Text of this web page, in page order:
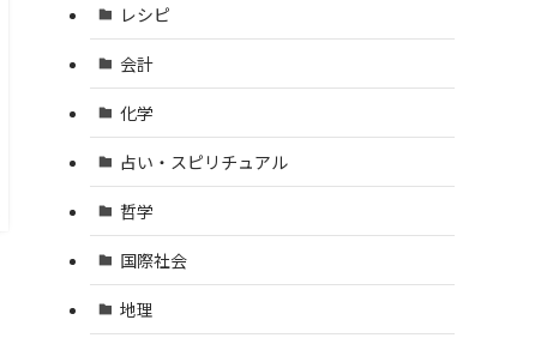
レシピ
会計
化学
占い・スピリチュアル
哲学
国際社会
地理